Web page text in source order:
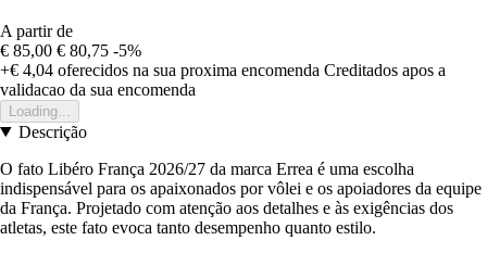
A partir de
€ 85,00 € 80,75 -5%
+€ 4,04 oferecidos na sua proxima encomenda Creditados apos a
validacao da sua encomenda
Loading...
Descrição
O fato Libéro França 2026/27 da marca Errea é uma escolha
indispensável para os apaixonados por vôlei e os apoiadores da equipe
da França. Projetado com atenção aos detalhes e às exigências dos
atletas, este fato evoca tanto desempenho quanto estilo.